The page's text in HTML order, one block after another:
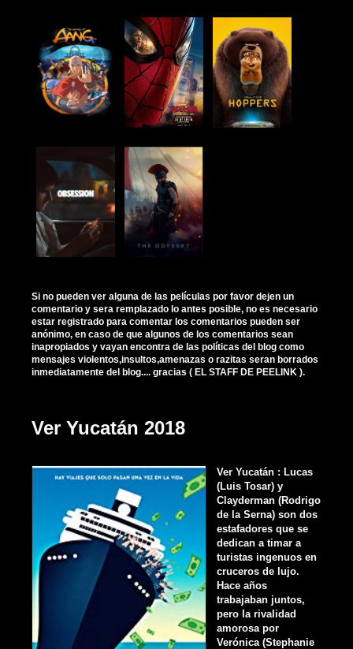
Si no pueden ver alguna de las películas por favor dejen un
comentario y sera remplazado lo antes posible, no es necesario
estar registrado para comentar los comentarios pueden ser
anónimo, en caso de que algunos de los comentarios sean
inapropiados y vayan encontra de las políticas del blog como
mensajes violentos,insultos,amenazas o razitas seran borrados
inmediatamente del blog.... gracias ( EL STAFF DE PEELINK ).
Ver Yucatán 2018
Ver Yucatán : Lucas
(Luis Tosar) y
Clayderman (Rodrigo
de la Serna) son dos
estafadores que se
dedican a timar a
turistas ingenuos en
cruceros de lujo.
Hace años
trabajaban juntos,
pero la rivalidad
amorosa por
Verónica (Stephanie